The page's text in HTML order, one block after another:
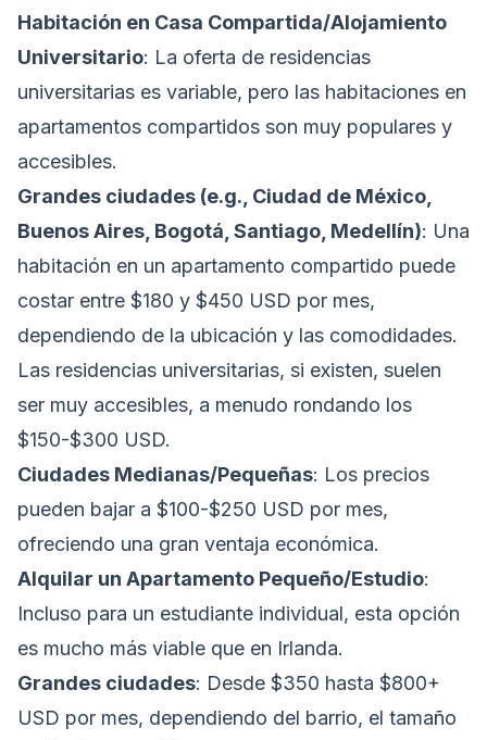
Habitación en Casa Compartida/Alojamiento
Universitario: La oferta de residencias
universitarias es variable, pero las habitaciones en
apartamentos compartidos son muy populares y
accesibles.
Grandes ciudades (e.g., Ciudad de México,
Buenos Aires, Bogotá, Santiago, Medellín): Una
habitación en un apartamento compartido puede
costar entre $180 y $450 USD por mes,
dependiendo de la ubicación y las comodidades.
Las residencias universitarias, si existen, suelen
ser muy accesibles, a menudo rondando los
$150-$300 USD.
Ciudades Medianas/Pequeñas: Los precios
pueden bajar a $100-$250 USD por mes,
ofreciendo una gran ventaja económica.
Alquilar un Apartamento Pequeño/Estudio:
Incluso para un estudiante individual, esta opción
es mucho más viable que en Irlanda.
Grandes ciudades: Desde $350 hasta $800+
USD por mes, dependiendo del barrio, el tamaño